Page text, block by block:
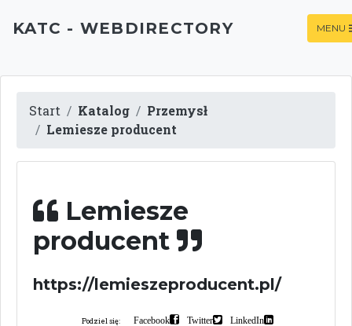
KATC - WEBDIRECTORY MENU
Start Katalog
Przemysł
Lemiesze producent
Lemiesze
producent
https://lemieszeproducent.pl/
Podziel się: Facebook Twitter LinkedIn